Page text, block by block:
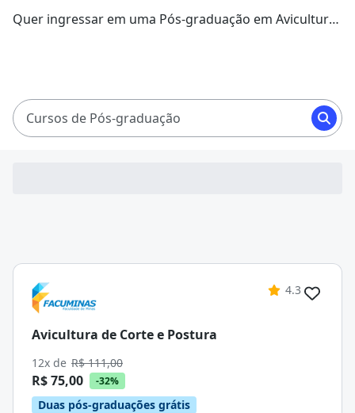
Quer ingressar em uma Pós-graduação em Avicultura
Cursos de Pós-graduação
4.3
Avicultura de Corte e Postura
12x de R$ 111,00
R$ 75,00 -32%
Duas pós-graduações grátis